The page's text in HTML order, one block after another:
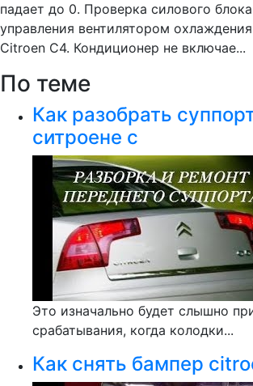
падает до 0. Проверка силового
управления вентилятором охлаждения
Citroen C4. Кондиционер не включае...
По теме
Как разобрать
ситроене с
Это изначально будет слышно
срабатывания, когда колодки...
Как снять бампер